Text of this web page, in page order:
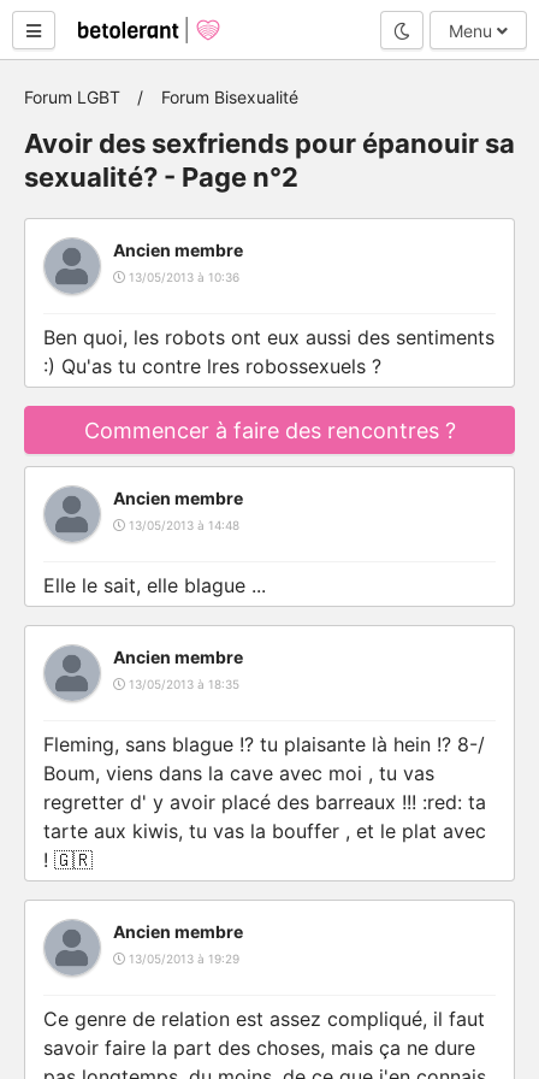
Mode nuit
Menu
Forum LGBT Forum Bisexualité
Avoir des sexfriends pour épanouir sa
sexualité? - Page n°2
Ancien membre
13/05/2013 à 10:36
Ben quoi, les robots ont eux aussi des sentiments
:) Qu'as tu contre lres robossexuels ?
Commencer à faire des rencontres ?
Ancien membre
13/05/2013 à 14:48
Elle le sait, elle blague ...
Ancien membre
13/05/2013 à 18:35
Fleming, sans blague !? tu plaisante là hein !? 8-/
Boum, viens dans la cave avec moi , tu vas
regretter d' y avoir placé des barreaux !!! :red: ta
tarte aux kiwis, tu vas la bouffer , et le plat avec
! 🇬🇷
Ancien membre
13/05/2013 à 19:29
Ce genre de relation est assez compliqué, il faut
savoir faire la part des choses, mais ça ne dure